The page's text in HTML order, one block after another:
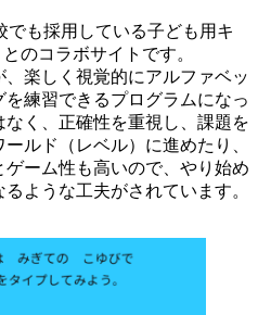
でも採用している子ども用キ
のコラボサイトです。
楽しく視覚的にアルファベッ
を練習できるプログラムになっ
く、正確性を重視し、課題を
ルド（レベル）に進めたり、
ーム性も高いので、やり始め
ような工夫がされています。